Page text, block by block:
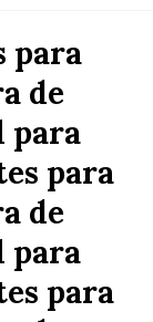
para
de
para
para
de
para
para